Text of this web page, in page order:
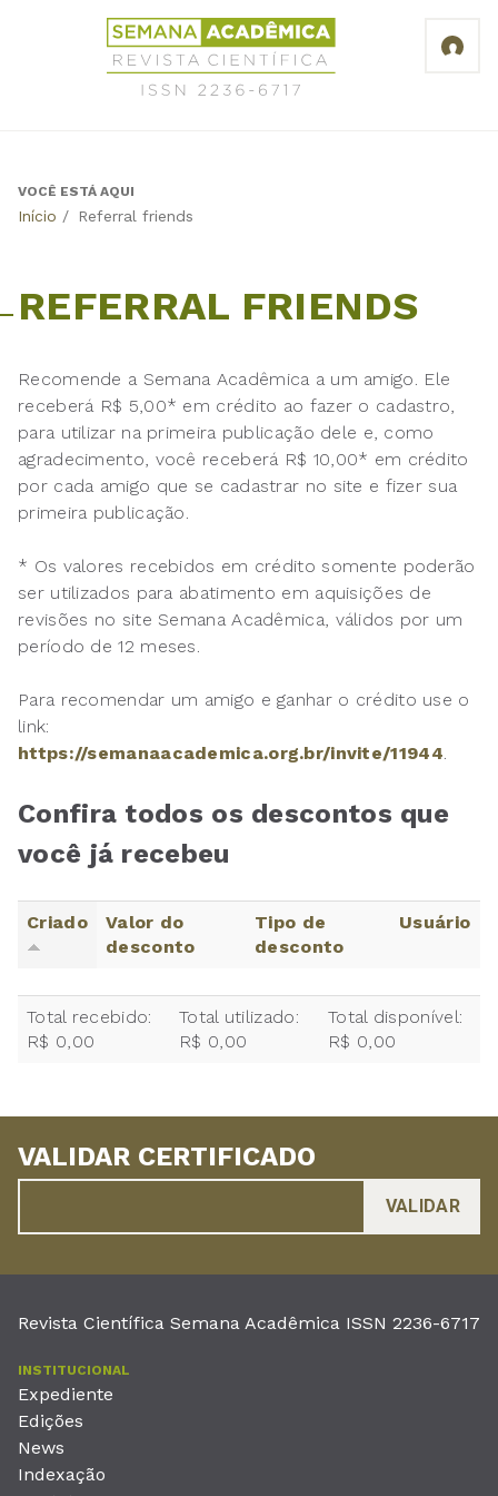
Revista
Científica
Semana
6717
Back
VOCÊ ESTÁ AQUI
Início / Referral friends
REFERRAL FRIENDS
Recomende a Semana Acadêmica a um amigo. Ele
receberá R$ 5,00* em crédito ao fazer o cadastro,
para utilizar na primeira publicação dele e, como
agradecimento, você receberá R$ 10,00* em crédito
por cada amigo que se cadastrar no site e fizer sua
primeira publicação.
* Os valores recebidos em crédito somente poderão
ser utilizados para abatimento em aquisições de
revisões no site Semana Acadêmica, válidos por um
período de 12 meses.
Para recomendar um amigo e ganhar o crédito use o
link:
https://semanaacademica.org.br/invite/11944.
Confira todos os descontos que
você já recebeu
Criado
Valor do
desconto
Tipo de
desconto
Usuário
Total recebido:
R$ 0,00
Total utilizado:
R$ 0,00
Total disponível:
R$ 0,00
VALIDAR CERTIFICADO
Revista Científica Semana Acadêmica ISSN 2236-6717
INSTITUCIONAL
Expediente
Edições
News
Indexação